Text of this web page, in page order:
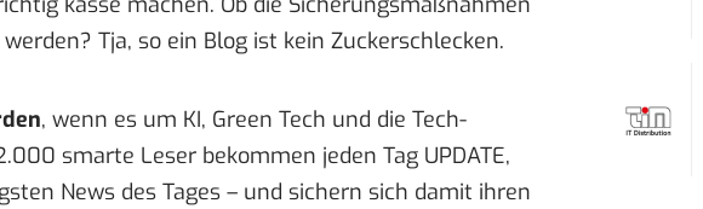
Tja, so ein Blog ist kein Zuckerschlecken.
, wenn es um KI, Green Tech und die Tech-
smarte Leser bekommen jeden Tag UPDATE,
News des Tages – und sichern sich damit ihren